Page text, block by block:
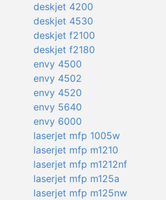
deskjet 4200
deskjet 4530
deskjet f2100
deskjet f2180
envy 4500
envy 4502
envy 4520
envy 5640
envy 6000
laserjet mfp 1005w
laserjet mfp m1210
laserjet mfp m1212nf
laserjet mfp m125a
laserjet mfp m125nw